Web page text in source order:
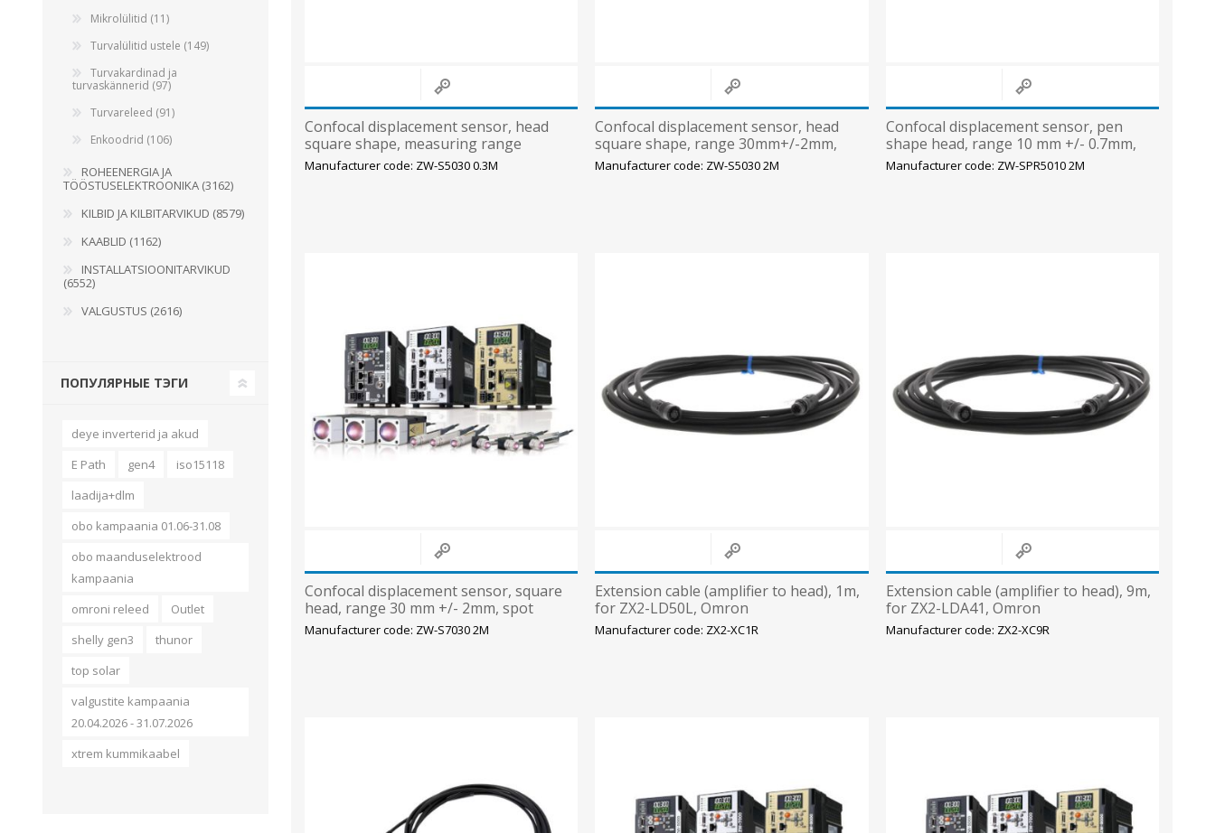
Confocal displacement sensor, head
square shape, measuring range
30mm+/-2mm, spot 18µm, 0.3m kaabel
Manufacturer code: ZW-S5030 0.3M
Confocal displacement sensor, head
square shape, range 30mm+/-2mm,
spot dia 18 µm, 2m
Manufacturer code: ZW-S5030 2M
Confocal displacement sensor, pen
shape head, range 10 mm +/- 0.7mm,
spot diameter 20 µm, 2m, Omron
Manufacturer code: ZW-SPR5010 2M
Confocal displacement sensor, square
head, range 30 mm +/- 2mm, spot
diam100 m, 2m
Manufacturer code: ZW-S7030 2M
Extension cable (amplifier to head), 1m,
for ZX2-LD50L, Omron
Manufacturer code: ZX2-XC1R
Extension cable (amplifier to head), 9m,
for ZX2-LDA41, Omron
Manufacturer code: ZX2-XC9R
Mikrolülitid (11)
Turvalülitid ustele (149)
Turvakardinad ja
turvaskännerid (97)
Turvareleed (91)
Enkoodrid (106)
ROHEENERGIA JA
TÖÖSTUSELEKTROONIKA (3162)
KILBID JA KILBITARVIKUD (8579)
KAABLID (1162)
INSTALLATSIOONITARVIKUD
(6552)
VALGUSTUS (2616)
ПОПУЛЯРНЫЕ ТЭГИ
deye inverterid ja akud
E Path
gen4
iso15118
laadija+dlm
obo kampaania 01.06-31.08
obo maanduselektrood
kampaania
omroni releed
Outlet
shelly gen3
thunor
top solar
valgustite kampaania
20.04.2026 - 31.07.2026
xtrem kummikaabel